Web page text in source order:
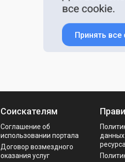
Принять все
Соискателям
Соглашение об
использовании портала
Договор возмездного
оказания услуг